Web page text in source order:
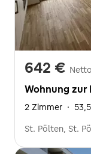
642 €
Wohnung zur
2 Zimmer ·
St. Pölten, St.